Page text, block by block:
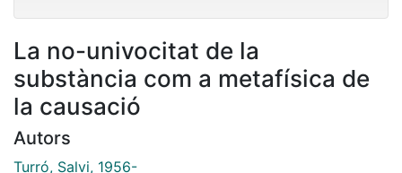
La no-univocitat de la
substància com a metafísica de
la causació
Autors
Turró, Salvi, 1956-